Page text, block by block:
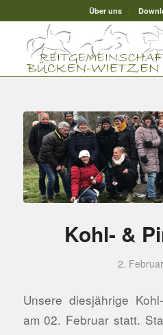
Über uns
Kohl- &
2.
Unsere diesjährige
am 02. Februar statt.